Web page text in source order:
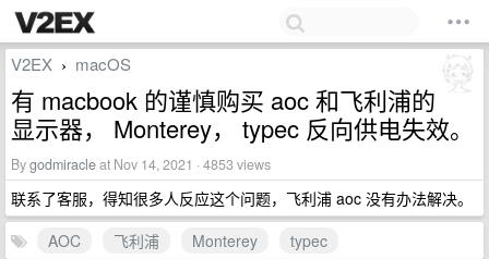
V2EX › macOS
有 macbook 的谨慎购买 aoc 和飞利浦的
显示器， Monterey， typec 反向供电失效。
Bygodmiracleat Nov 14, 2021 · 4853 views
联系了客服，得知很多人反应这个问题，飞利浦 aoc 没有办法解决。
AOC
飞利浦 Monterey
typec